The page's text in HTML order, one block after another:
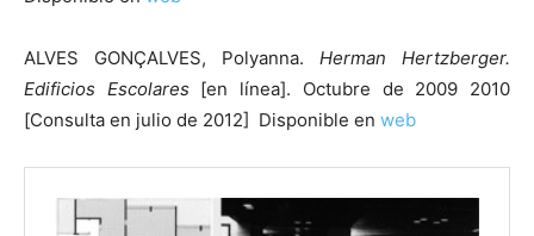
ALVES GONÇALVES, Polyanna. Herman Hertzberger.
Edificios Escolares [en línea]. Octubre de 2009 2010
[Consulta en julio de 2012] Disponible en web